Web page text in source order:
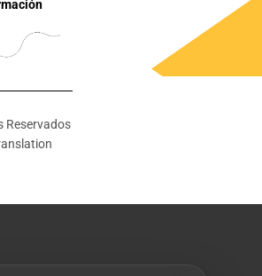
Reservados